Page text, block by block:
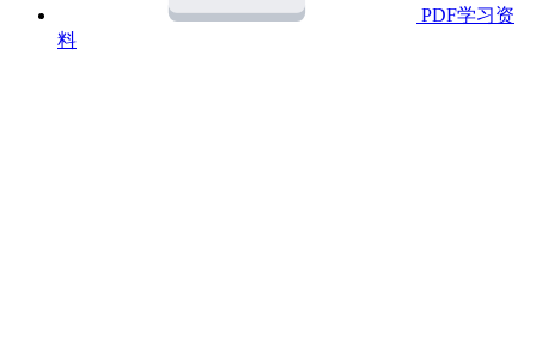
PDF学习资
料